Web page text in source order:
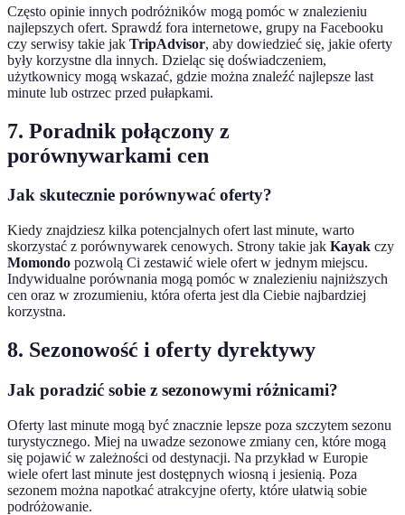
Często opinie innych podróżników mogą pomóc w znalezieniu
najlepszych ofert. Sprawdź fora internetowe, grupy na Facebooku
czy serwisy takie jak TripAdvisor, aby dowiedzieć się, jakie oferty
były korzystne dla innych. Dzieląc się doświadczeniem,
użytkownicy mogą wskazać, gdzie można znaleźć najlepsze last
minute lub ostrzec przed pułapkami.
7. Poradnik połączony z
porównywarkami cen
Jak skutecznie porównywać oferty?
Kiedy znajdziesz kilka potencjalnych ofert last minute, warto
skorzystać z porównywarek cenowych. Strony takie jak Kayak czy
Momondo pozwolą Ci zestawić wiele ofert w jednym miejscu.
Indywidualne porównania mogą pomóc w znalezieniu najniższych
cen oraz w zrozumieniu, która oferta jest dla Ciebie najbardziej
korzystna.
8. Sezonowość i oferty dyrektywy
Jak poradzić sobie z sezonowymi różnicami?
Oferty last minute mogą być znacznie lepsze poza szczytem sezonu
turystycznego. Miej na uwadze sezonowe zmiany cen, które mogą
się pojawić w zależności od destynacji. Na przykład w Europie
wiele ofert last minute jest dostępnych wiosną i jesienią. Poza
sezonem można napotkać atrakcyjne oferty, które ułatwią sobie
podróżowanie.